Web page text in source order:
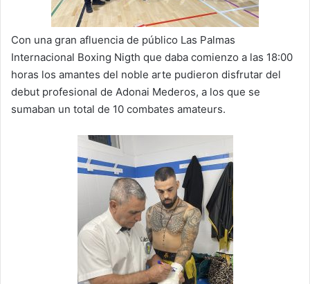
Con una gran afluencia de público Las Palmas
Internacional Boxing Nigth que daba comienzo a las 18:00
horas los amantes del noble arte pudieron disfrutar del
debut profesional de Adonai Mederos, a los que se
sumaban un total de 10 combates amateurs.